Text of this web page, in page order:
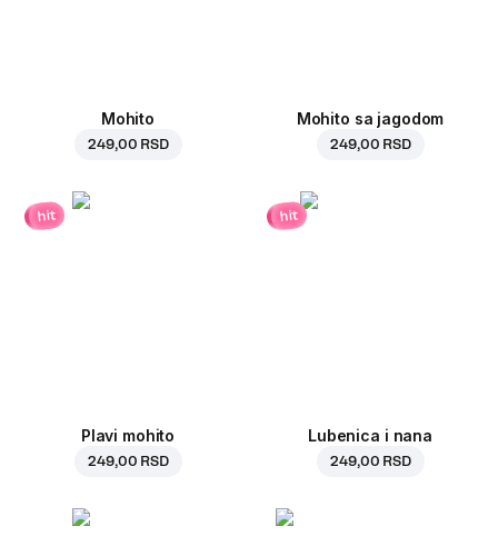
Mohito
249,00 RSD
Mohito sa jagodom
249,00 RSD
hit
Plavi mohito
249,00 RSD
hit
Lubenica i nana
249,00 RSD